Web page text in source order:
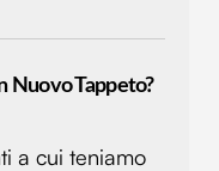
Nuovo Tappeto?
a cui teniamo